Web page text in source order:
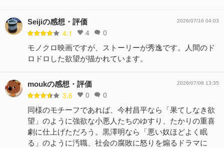
Seijiの感想・評価
4.1 4 0
2026/07/16 04:03
モノクロ映画ですが、ストーリーが秀逸です。人間のド
ロドロした欲望が描かれています。
moukの感想・評価
3.6 0 0
2026/07/08 13:35
同様のモチーフであれば、今村昌平なら「果てしなき欲
望」のように強欲な小悪人たちのゆすり、たかりの重喜
劇に仕上げただろう。黒澤明なら「悪い奴ほどよく眠
る」のように汚職、社会の腐敗に怒りを煽るドラマに